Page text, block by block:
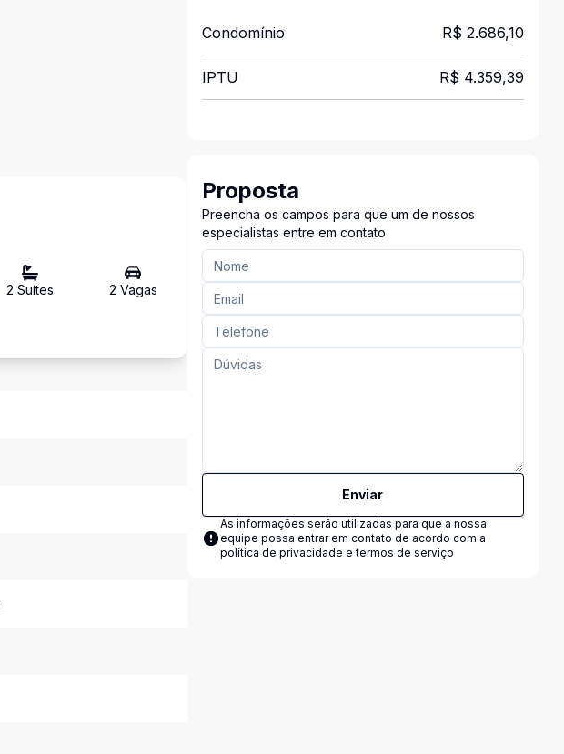
2 Suítes 2 Vagas
Condomínio R$ 2.686,10
IPTU R$ 4.359,39
Proposta
Preencha os campos para que um de nossos
especialistas entre em contato
Enviar
As informações serão utilizadas para que a nossa
equipe possa entrar em contato de acordo com a
política de privacidade e termos de serviço